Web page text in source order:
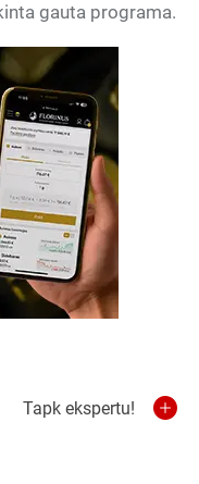
gauta programa.
Tapk ekspertu!